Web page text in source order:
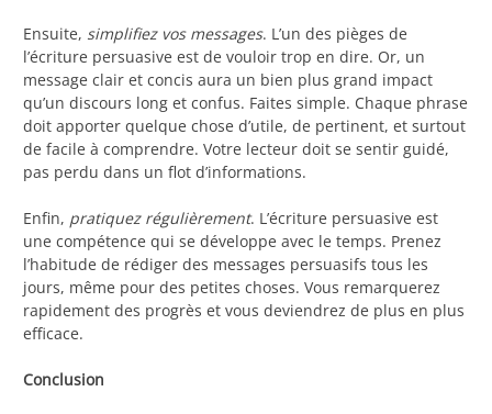
Ensuite, simplifiez vos messages. L’un des pièges de
l’écriture persuasive est de vouloir trop en dire. Or, un
message clair et concis aura un bien plus grand impact
qu’un discours long et confus. Faites simple. Chaque phrase
doit apporter quelque chose d’utile, de pertinent, et surtout
de facile à comprendre. Votre lecteur doit se sentir guidé,
pas perdu dans un flot d’informations.
Enfin, pratiquez régulièrement. L’écriture persuasive est
une compétence qui se développe avec le temps. Prenez
l’habitude de rédiger des messages persuasifs tous les
jours, même pour des petites choses. Vous remarquerez
rapidement des progrès et vous deviendrez de plus en plus
efficace.
Conclusion